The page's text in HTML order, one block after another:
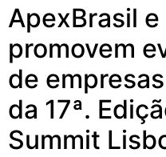
ApexBrasil
promovem
de
da 17ª.
Summit